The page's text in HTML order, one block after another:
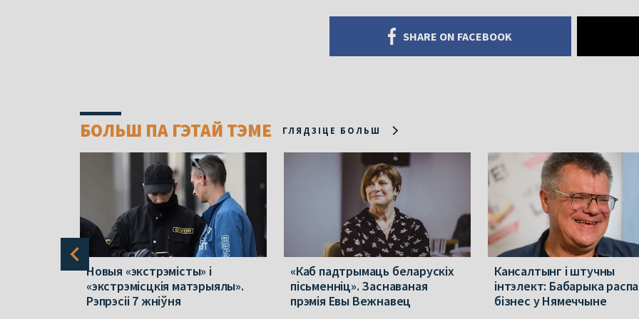
SHARE ON FACEBOOK
БОЛЬШ ПА ГЭТАЙ ТЭМЕ ГЛЯДЗІЦЕ БОЛЬШ
Новыя «экстрэмісты» і
«экстрэмісцкія матэрыялы».
Рэпрэсіі 7 жніўня
«Каб падтрымаць беларускіх
пісьменніц». Заснаваная
прэмія Евы Вежнавец
Кансалтынг і штучны
інтэлект: Бабарыка
бізнес у Нямеччыне